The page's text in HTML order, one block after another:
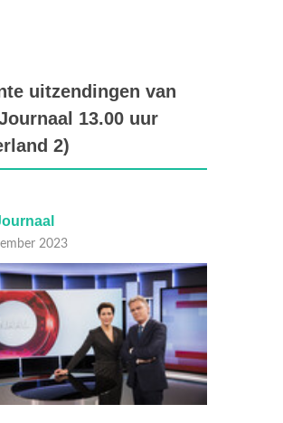
uitzendingen van
13.00 uur
2)
2023